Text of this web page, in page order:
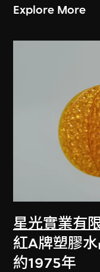
Explore More
星光實業有
紅A牌塑膠
約1975年